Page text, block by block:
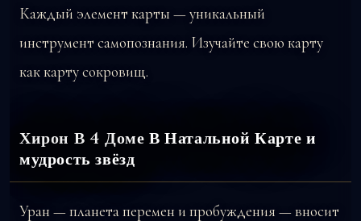
Каждый элемент карты — уникальный
инструмент самопознания. Изучайте свою карту
как карту сокровищ.
Хирон В 4 Доме В Натальной Карте и
мудрость звёзд
Уран — планета перемен и пробуждения — вносит